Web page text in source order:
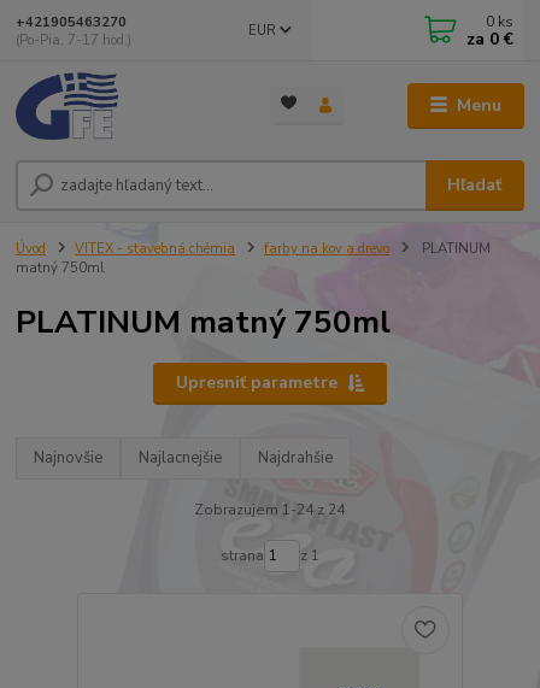
Menu
EUR
Hľadať
+421905463270
(Po-Pia, 7-17 hod.)
0 ks
za 0 €
Úvod VITEX - stavebná chémia farby na kov a drevo
PLATINUM
matný 750ml
PLATINUM matný 750ml
Upresniť parametre
Najnovšie Najlacnejšie Najdrahšie
Zobrazujem 1-24 z 24
strana z 1